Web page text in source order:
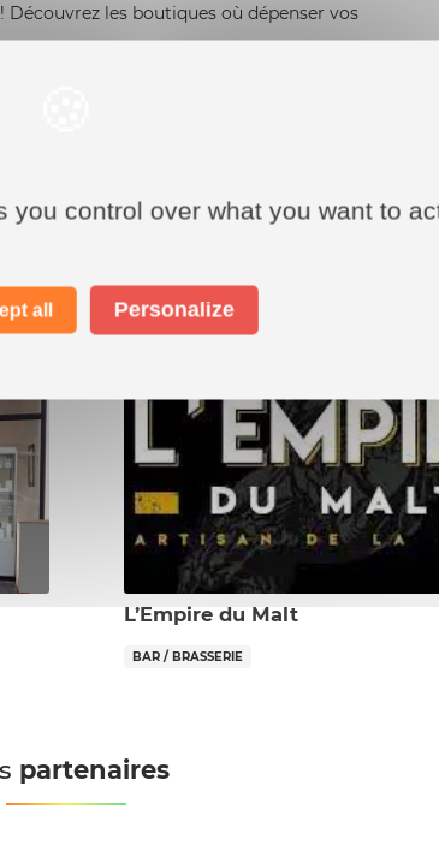
les boutiques où dépenser vos
L’Empire du Malt
BAR / BRASSERIE
partenaires
control over what you want to
all Personalize